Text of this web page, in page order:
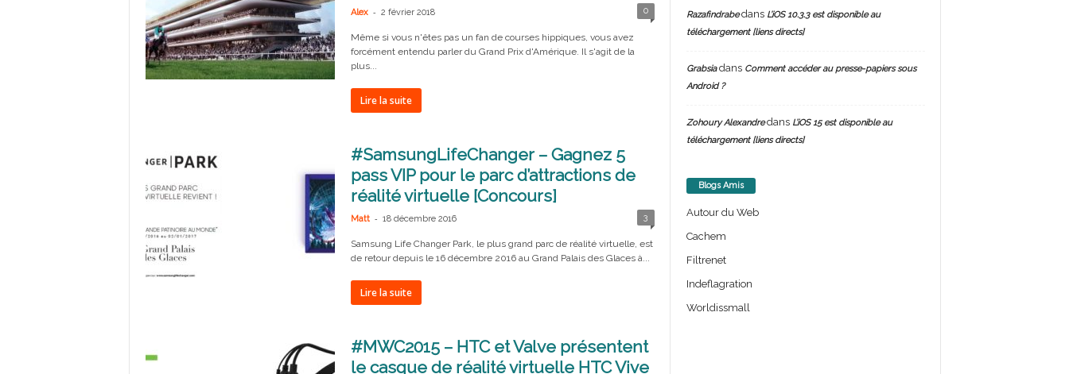
Alex - 2 février 2018 0
Même si vous n'êtes pas un fan de courses hippiques, vous avez
forcément entendu parler du Grand Prix d'Amérique. Il s'agit de la
plus...
Lire la suite
#SamsungLifeChanger – Gagnez 5
pass VIP pour le parc d’attractions de
réalité virtuelle [Concours]
Matt - 18 décembre 2016 3
Samsung Life Changer Park, le plus grand parc de réalité virtuelle, est
de retour depuis le 16 décembre 2016 au Grand Palais des Glaces à...
Lire la suite
#MWC2015 – HTC et Valve présentent
le casque de réalité virtuelle HTC Vive
Razafindrabedans L’iOS 10.3.3 est disponible au
téléchargement [liens directs]
Grabsiadans Comment accéder au presse-papiers sous
Android ?
Zohoury Alexandredans L’iOS 15 est disponible au
téléchargement [liens directs]
Blogs Amis
Autour du Web
Cachem
Filtrenet
Indeflagration
Worldissmall